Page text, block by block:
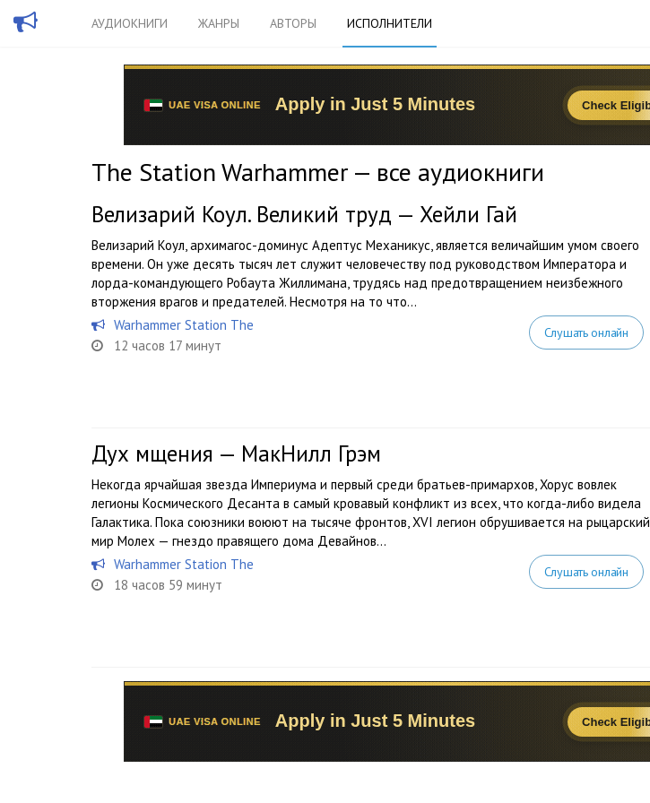
АУДИОКНИГИ ЖАНРЫ АВТОРЫ ИСПОЛНИТЕЛИ
The Station Warhammer — все аудиокниги
Велизарий Коул. Великий труд — Хейли Гай
Велизарий Коул, архимагос-доминус Адептус Механикус, является величайшим умом своего
времени. Он уже десять тысяч лет служит человечеству под руководством Императора и
лорда-командующего Робаута Жиллимана, трудясь над предотвращением неизбежного
вторжения врагов и предателей. Несмотря на то что...
Warhammer Station The
12 часов 17 минут
Слушать онлайн
Дух мщения — МакНилл Грэм
Некогда ярчайшая звезда Империума и первый среди братьев-примархов, Хорус вовлек
легионы Космического Десанта в самый кровавый конфликт из всех, что когда-либо видела
Галактика. Пока союзники воюют на тысяче фронтов, XVI легион обрушивается на рыцарский
мир Молех — гнездо правящего дома Девайнов...
Warhammer Station The
18 часов 59 минут
Слушать онлайн